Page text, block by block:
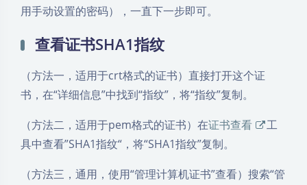
用手动设置的密码），一直下一步即可。
查看证书SHA1指纹
（方法一，适用于crt格式的证书）直接打开这个证
书，在“详细信息”中找到“指纹”，将“指纹”复制。
（方法二，适用于pem格式的证书）在证书查看
工
具中查看”SHA1指纹“，将“SHA1指纹”复制。
（方法三，通用，使用“管理计算机证书”查看）搜索“管